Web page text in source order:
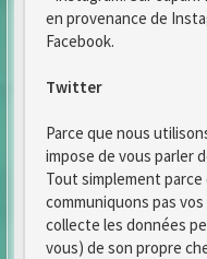
en provenance de
Facebook.
Twitter
Parce que nous
impose de vous parler
Tout simplement parce
communiquons pas
collecte les données
vous) de son propre